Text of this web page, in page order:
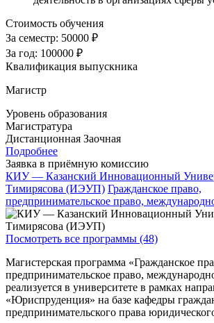
Стоимость обучения
За семестр: 50000 ₽
За год: 100000 ₽
Квалификация выпускника
Магистр
Уровень образования
Магистратура
Дистанционная Заочная
Подробнее
Заявка в приёмную комиссию
КИУ — Казанский Инновационный
Тимирясова (ИЭУП) Гражданское право,
предпринимательское право,
Посмотреть все программы (48)
Магистерская программа «Гражданское
предпринимательское право,
реализуется в университете в рамках
«Юриспруденция» на базе кафедры
предпринимательского права